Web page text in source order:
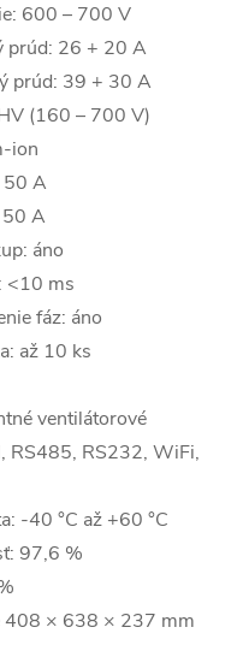
600 – 700 V
prúd: 26 + 20 A
prúd: 39 + 30 A
(160 – 700 V)
ion
50 A
50 A
áno
<10 ms
fáz: áno
až 10 ks
ventilátorové
RS485, RS232, WiFi,
-40 °C až +60 °C
97,6 %
408 × 638 × 237 mm